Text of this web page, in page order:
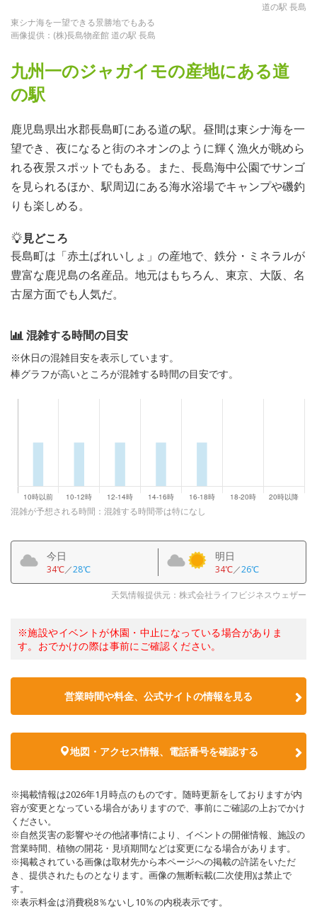
道の駅 長島
東シナ海を一望できる景勝地でもある
画像提供：(株)長島物産館 道の駅 長島
九州一のジャガイモの産地にある道
の駅
鹿児島県出水郡長島町にある道の駅。昼間は東シナ海を一
望でき、夜になると街のネオンのように輝く漁火が眺めら
れる夜景スポットでもある。また、長島海中公園でサンゴ
を見られるほか、駅周辺にある海水浴場でキャンプや磯釣
りも楽しめる。
見どころ
長島町は「赤土ばれいしょ」の産地で、鉄分・ミネラルが
豊富な鹿児島の名産品。地元はもちろん、東京、大阪、名
古屋方面でも人気だ。
混雑する時間の目安
※休日の混雑目安を表示しています。
棒グラフが高いところが混雑する時間の目安です。
混雑が予想される時間：混雑する時間帯は特になし
今日
34℃／28℃
明日
34℃／26℃
天気情報提供元：株式会社ライフビジネスウェザー
※施設やイベントが休園・中止になっている場合がありま
す。おでかけの際は事前にご確認ください。
営業時間や料金、公式サイトの情報を見る
地図・アクセス情報、電話番号を確認する
※掲載情報は2026年1月時点のものです。随時更新をしておりますが内
容が変更となっている場合がありますので、事前にご確認の上おでかけ
ください。
※自然災害の影響やその他諸事情により、イベントの開催情報、施設の
営業時間、植物の開花・見頃期間などは変更になる場合があります。
※掲載されている画像は取材先から本ページへの掲載の許諾をいただ
き、提供されたものとなります。画像の無断転載(二次使用)は禁止で
す。
※表示料金は消費税8％ないし10％の内税表示です。